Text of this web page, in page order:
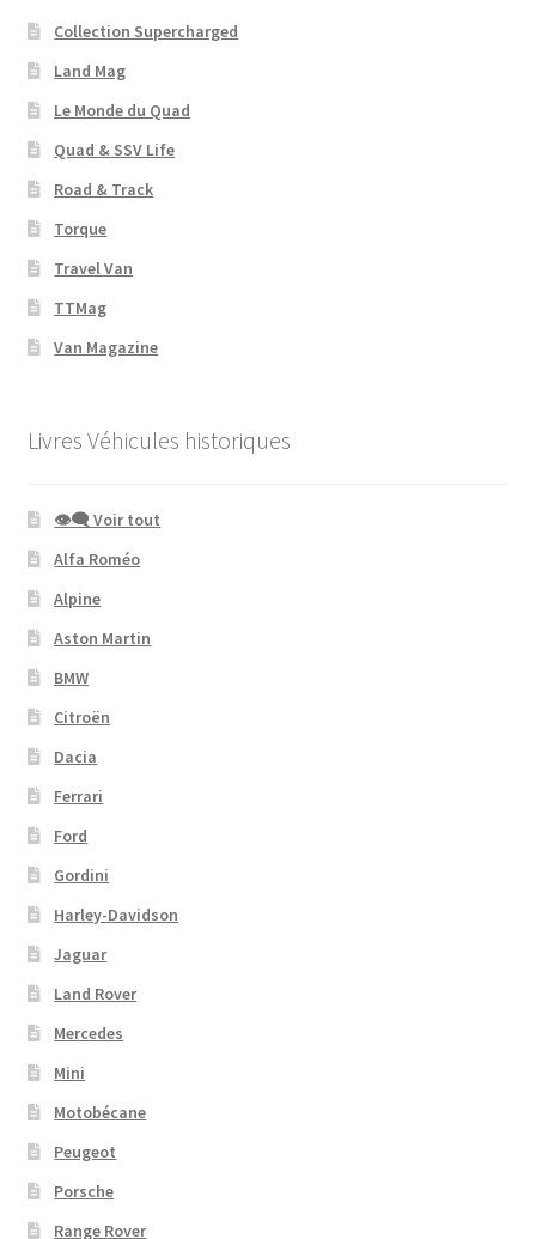
Collection Supercharged
Land Mag
Le Monde du Quad
Quad & SSV Life
Road & Track
Torque
Travel Van
TTMag
Van Magazine
Livres Véhicules historiques
👁‍🗨 Voir tout
Alfa Roméo
Alpine
Aston Martin
BMW
Citroën
Dacia
Ferrari
Ford
Gordini
Harley-Davidson
Jaguar
Land Rover
Mercedes
Mini
Motobécane
Peugeot
Porsche
Range Rover